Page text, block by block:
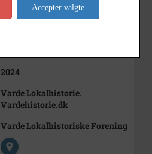
Af Peder Løgstrup Bjerg
2024
Varde Lokalhistorie.
Vardehistorie.dk
Varde Lokalhistoriske Forening
Accepter valgte